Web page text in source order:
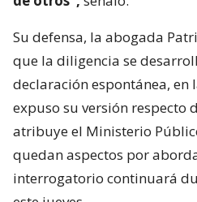
Su defensa, la abogada
que la diligencia se
declaración espontánea, en
expuso su versión respecto
atribuye el Ministerio
quedan aspectos por
interrogatorio continuará